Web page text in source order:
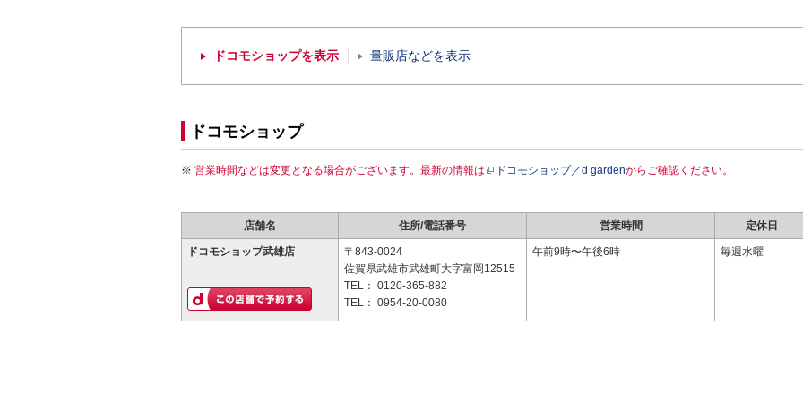
ドコモショップを表示 量販店などを表示
ドコモショップ
営業時間などは変更となる場合がございます。最新の情報は ドコモショップ／d gardenからご確認ください。
店舗名 住所/電話番号 営業時間 定休日
ドコモショップ武雄店
〒843-0024
佐賀県武雄市武雄町大字富岡12515
TEL： 0120-365-882
TEL： 0954-20-0080
午前9時〜午後6時 毎週水曜